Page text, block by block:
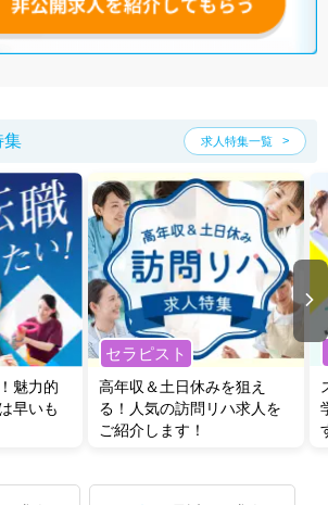
にお申し込みいただくと、ご希望条件をヒアリン
いたします。
募集状況の確認も、お気軽にご相談くださ
集 求人特集一覧
魅力的
早いも
セラピスト
高年収＆土日休みを狙え
る！人気の訪問リハ求人を
ご紹介します！